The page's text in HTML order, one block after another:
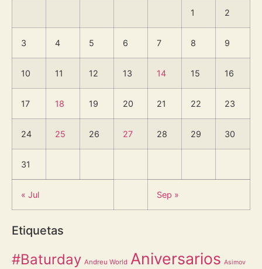
1 2
3 4 5 6 7 8 9
10 11 12 13 14 15 16
17 18 19 20 21 22 23
24 25 26 27 28 29 30
31
« Jul Sep »
Etiquetas
#Baturday Andreu World Aniversarios Asimov